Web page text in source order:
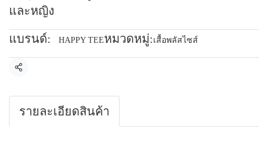
และหญิง
แบรนด์: HAPPY TEEหมวดหมู่: เสื้อพลัสไซส์
แชร์
รายละเอียดสินค้า